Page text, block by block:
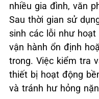
nhiều gia đình, văn
Sau thời gian sử
sinh các lỗi như
vận hành ổn định
trong. Việc kiểm tra
thiết bị hoạt động
và tránh hư hỏng